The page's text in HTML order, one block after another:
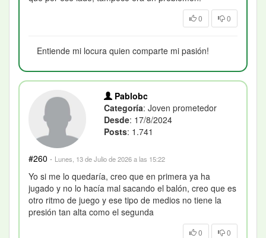
0 0
Entiende mi locura quien comparte mi pasión!
Pablobc
Categoría: Joven prometedor
Desde: 17/8/2024
Posts: 1.741
#260 · Lunes, 13 de Julio de 2026 a las 15:22
Yo si me lo quedaría, creo que en primera ya ha
jugado y no lo hacía mal sacando el balón, creo que es
otro ritmo de juego y ese tipo de medios no tiene la
presión tan alta como el segunda
0 0